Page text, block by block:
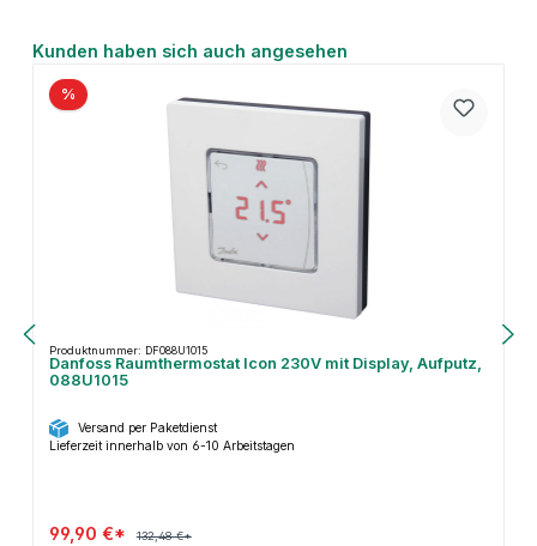
Produktgalerie überspringen
Kunden haben sich auch angesehen
%
Produktnummer: DF088U1015
Danfoss Raumthermostat Icon 230V mit Display, Aufputz,
088U1015
Versand per Paketdienst
Lieferzeit innerhalb von 6-10 Arbeitstagen
99,90 €* 132,48 €*